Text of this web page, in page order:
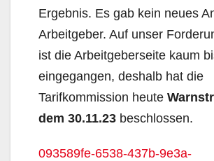
Ergebnis. Es gab kein neues
Arbeitgeber. Auf unser
ist die Arbeitgeberseite kaum
eingegangen, deshalb hat die
Tarifkommission heute
dem 30.11.23 beschlossen.
093589fe-6538-437b-9e3a-